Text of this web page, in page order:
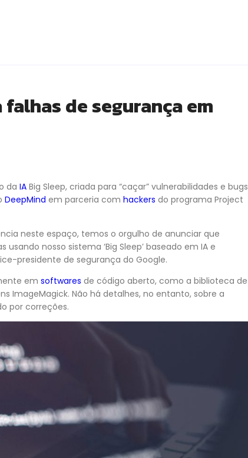
de segurança em
da IA Big Sleep, criada para “caçar” vulnerabilidades e bugs
DeepMind em parceria com hackers do programa Project
neste espaço, temos o orgulho de anunciar que
nosso sistema ‘Big Sleep’ baseado em IA e
presidente de segurança do Google.
em softwares de código aberto, como a biblioteca de
ImageMagick. Não há detalhes, no entanto, sobre a
por correções.